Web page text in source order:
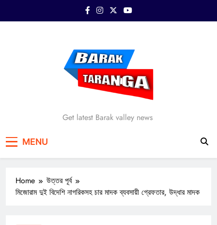
Barak Taranga
Get latest Barak valley news
MENU
Home
উত্তর পূর্ব
মিজোরাম দুই বিদেশি নাগরিকসহ চার মাদক ব্যবসায়ী গ্রেফতার, উদ্ধার মাদক